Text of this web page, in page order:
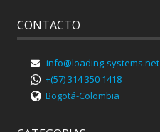
CONTACTO
info@loading-systems.net
+(57) 314 350 1418
Bogotá-Colombia